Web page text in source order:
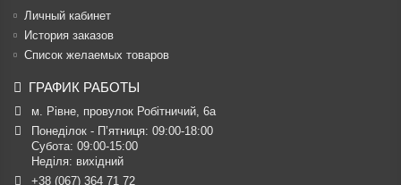
Личный кабинет
История заказов
Список желаемых товаров
ГРАФИК РАБОТЫ
м. Рівне, провулок Робітничий, 6а
Понеділок - П’ятниця: 09:00-18:00
Субота: 09:00-15:00
Неділя: вихідний
+38 (067) 364 71 72